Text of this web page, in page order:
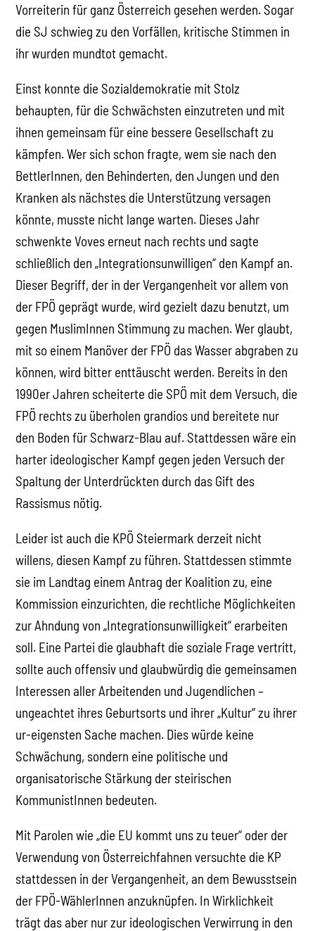
Vorreiterin für ganz Österreich gesehen werden. Sogar
die SJ schwieg zu den Vorfällen, kritische Stimmen in
ihr wurden mundtot gemacht.
Einst konnte die Sozialdemokratie mit Stolz
behaupten, für die Schwächsten einzutreten und mit
ihnen gemeinsam für eine bessere Gesellschaft zu
kämpfen. Wer sich schon fragte, wem sie nach den
BettlerInnen, den Behinderten, den Jungen und den
Kranken als nächstes die Unterstützung versagen
könnte, musste nicht lange warten. Dieses Jahr
schwenkte Voves erneut nach rechts und sagte
schließlich den „Integrationsunwilligen“ den Kampf an.
Dieser Begriff, der in der Vergangenheit vor allem von
der FPÖ geprägt wurde, wird gezielt dazu benutzt, um
gegen MuslimInnen Stimmung zu machen. Wer glaubt,
mit so einem Manöver der FPÖ das Wasser abgraben zu
können, wird bitter enttäuscht werden. Bereits in den
1990er Jahren scheiterte die SPÖ mit dem Versuch, die
FPÖ rechts zu überholen grandios und bereitete nur
den Boden für Schwarz-Blau auf. Stattdessen wäre ein
harter ideologischer Kampf gegen jeden Versuch der
Spaltung der Unterdrückten durch das Gift des
Rassismus nötig.
Leider ist auch die KPÖ Steiermark derzeit nicht
willens, diesen Kampf zu führen. Stattdessen stimmte
sie im Landtag einem Antrag der Koalition zu, eine
Kommission einzurichten, die rechtliche Möglichkeiten
zur Ahndung von „Integrationsunwilligkeit“ erarbeiten
soll. Eine Partei die glaubhaft die soziale Frage vertritt,
sollte auch offensiv und glaubwürdig die gemeinsamen
Interessen aller Arbeitenden und Jugendlichen –
ungeachtet ihres Geburtsorts und ihrer „Kultur“ zu ihrer
ur-eigensten Sache machen. Dies würde keine
Schwächung, sondern eine politische und
organisatorische Stärkung der steirischen
KommunistInnen bedeuten.
Mit Parolen wie „die EU kommt uns zu teuer“ oder der
Verwendung von Österreichfahnen versuchte die KP
stattdessen in der Vergangenheit, an dem Bewusstsein
der FPÖ-WählerInnen anzuknüpfen. In Wirklichkeit
trägt das aber nur zur ideologischen Verwirrung in den